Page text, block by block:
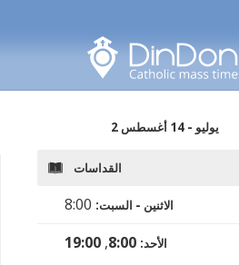
2 يوليو -14 أغسطس
القداسات
الاثنين - السبت:
8:00
الأحد:
8:00
,
19:00